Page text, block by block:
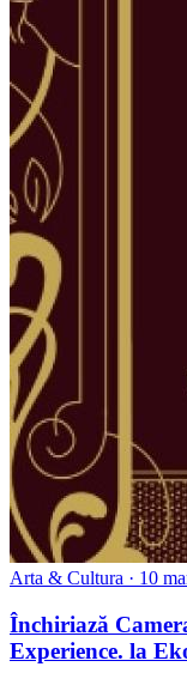
Arta & Cultura · 10
Închiriază
Experience. la